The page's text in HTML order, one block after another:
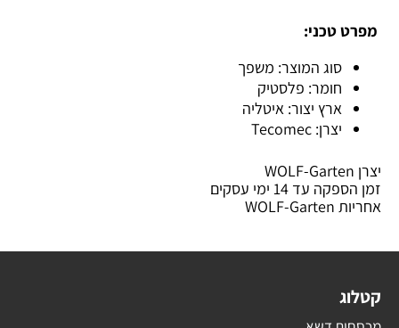
מפרט טכני:
סוג המוצר: משפך
חומר: פלסטיק
ארץ יצור: איטליה
יצרן: Tecomec
יצרן WOLF-Garten
זמן הספקה עד 14 ימי עסקים
אחריות WOLF-Garten
קטלוג